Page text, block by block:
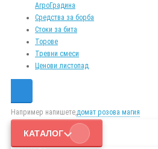
АгроГрадина
Средства за борба
Стоки за бита
Торове
Тревни смеси
Ценови листопад
Например напишете,домат розова магия
КАТАЛОГ